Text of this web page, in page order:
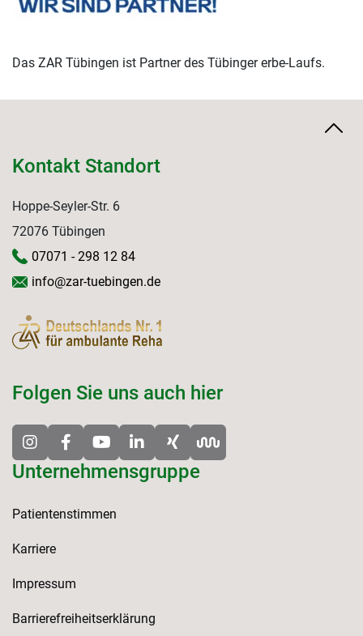
Das ZAR Tübingen ist Partner des Tübinger erbe-Laufs.
Unternehmensgruppe
Patientenstimmen
Karriere
Impressum
Barrierefreiheitserklärung
Kontakt Standort
Hoppe-Seyler-Str. 6
72076 Tübingen
07071 - 298 12 84
info@zar-tuebingen.de
Folgen Sie uns auch hier